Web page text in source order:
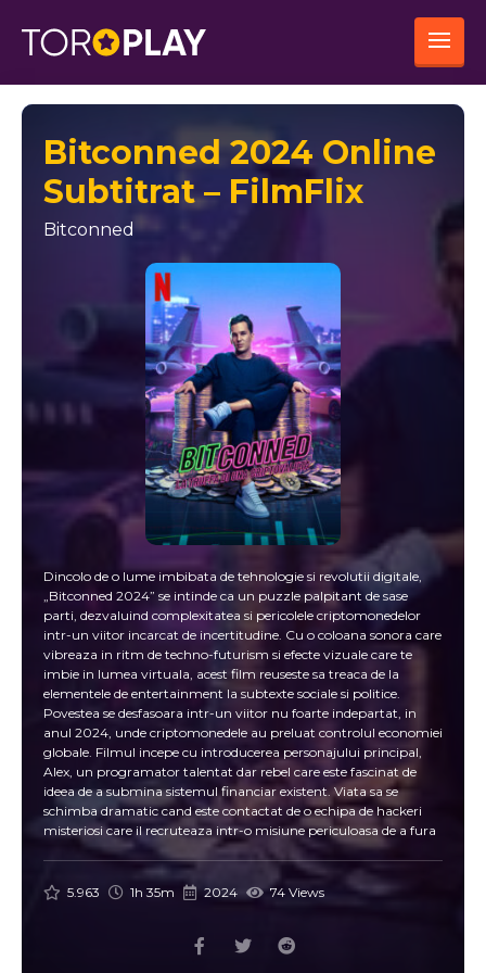
Bitconned 2024 Online
Subtitrat – FilmFlix
Bitconned
Dincolo de o lume imbibata de tehnologie si revolutii digitale,
„Bitconned 2024” se intinde ca un puzzle palpitant de sase
parti, dezvaluind complexitatea si pericolele criptomonedelor
intr-un viitor incarcat de incertitudine. Cu o coloana sonora care
vibreaza in ritm de techno-futurism si efecte vizuale care te
imbie in lumea virtuala, acest film reuseste sa treaca de la
elementele de entertainment la subtexte sociale si politice.
Povestea se desfasoara intr-un viitor nu foarte indepartat, in
anul 2024, unde criptomonedele au preluat controlul economiei
globale. Filmul incepe cu introducerea personajului principal,
Alex, un programator talentat dar rebel care este fascinat de
ideea de a submina sistemul financiar existent. Viata sa se
schimba dramatic cand este contactat de o echipa de hackeri
misteriosi care il recruteaza intr-o misiune periculoasa de a fura
o cantitate masiva de Bitcoin de la o corporatie bancara. Pe
masura ce actiunea se desfasoara, spectacolul urmareste echipa
lui Alex in timp ce incearca sa navigheze prin labirintul virtual al
securitatii cibernetice si sa evite amenintarile guvernamentale
avanseaza, Alex incepe sa se intrebe daca urmaresc un scop
5.963 1h 35m 2024 74 Views